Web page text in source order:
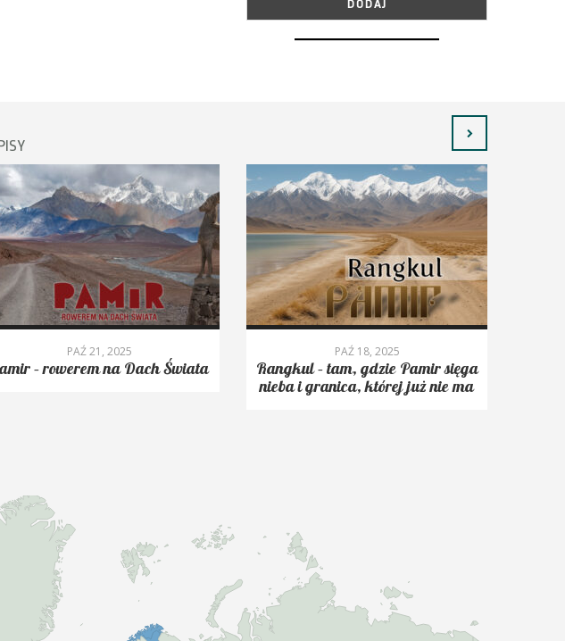
PAŹ 21, 2025
– rowerem na Dach Świata
PAŹ 18, 2025
Rangkul – tam, gdzie Pamir sięga
nieba i granica, której już nie ma